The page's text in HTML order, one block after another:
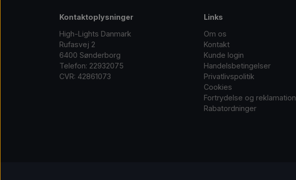
Kontaktoplysninger
High-Lights Danmark
Rufasvej 2
6400 Sønderborg
Telefon: 22932075
CVR: 42861073
Links
Om os
Kontakt
Kunde login
Handelsbetingelser
Privatlivspolitik
Cookies
Fortrydelse og reklamation
Rabatordninger